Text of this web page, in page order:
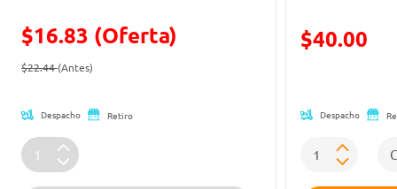
$16.83 (Oferta)
Precio reducido de
$22.44(Antes)
Despacho Retiro
Precio
$40.00
Despacho